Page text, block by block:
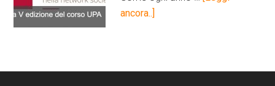
ancora..]